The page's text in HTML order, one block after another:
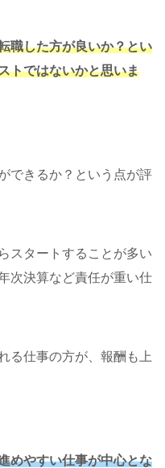
職した方が良いか？とい
トではないかと思いま
できるか？という点が評
スタートすることが多い
次決算など責任が重い仕
る仕事の方が、報酬も上
めやすい仕事が中心とな